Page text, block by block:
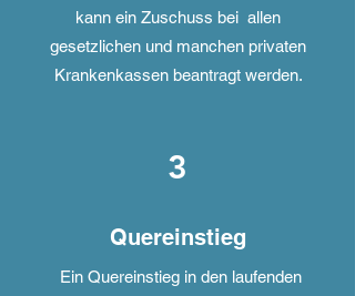
kann ein Zuschuss bei allen
gesetzlichen und manchen privaten
Krankenkassen beantragt werden.
3
Quereinstieg
Ein Quereinstieg in den laufenden